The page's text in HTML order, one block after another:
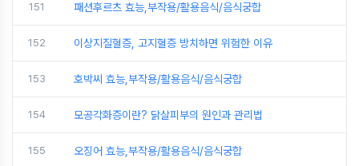
151 패션후르츠 효능,부작용/활용음식/음식궁합
152 이상지질혈증, 고지혈증 방치하면 위험한 이유
153 호박씨 효능,부작용/활용음식/음식궁합
154 모공각화증이란? 닭살피부의 원인과 관리법
155 오징어 효능,부작용/활용음식/음식궁합